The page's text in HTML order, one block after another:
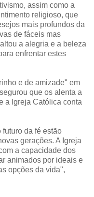
assim como a
religioso, que
mais profundos da
de fáceis mas
a alegria e a beleza
enfrentar estes
e de amizade" em
que os alenta a
a Igreja Católica conta
da fé estão
gerações. A Igreja
a capacidade dos
animados por ideais e
opções da vida",